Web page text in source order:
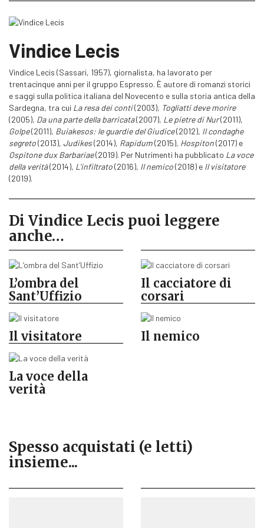
Vindice Lecis
Vindice Lecis (Sassari, 1957), giornalista, ha lavorato per
trentacinque anni per il gruppo Espresso. È autore di romanzi storici
e saggi sulla politica italiana del Novecento e sulla storia antica della
Sardegna, tra cui La resa dei conti(2003), Togliatti deve morire
(2005), Da una parte della barricata(2007), Le pietre di Nur(2011),
Golpe(2011), Buiakesos: le guardie del Giudice(2012), Il condaghe
segreto(2013), Judikes(2014), Rapidum(2015), Hospiton(2017) e
Ospitone dux Barbariae(2019). Per Nutrimenti ha pubblicato La voce
della verità(2014), L'infiltrato(2016), Il nemico(2018) e Il visitatore
(2019).
Di Vindice Lecis puoi leggere
anche…
L’ombra del
Sant’Uffizio
Il cacciatore di
corsari
Il visitatore Il nemico
La voce della
verità
Spesso acquistati (e letti)
insieme...